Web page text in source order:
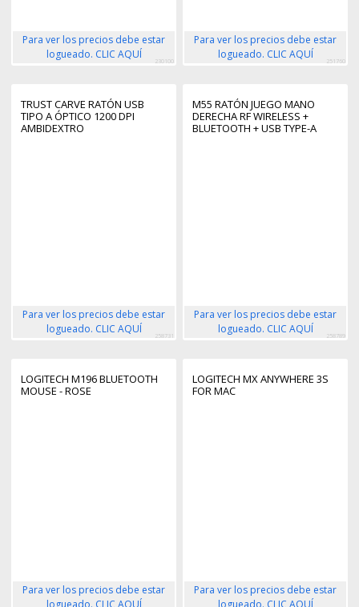
Para ver los precios debe estar
logueado. CLIC AQUÍ
230100
Para ver los precios debe estar
logueado. CLIC AQUÍ
251760
TRUST CARVE RATÓN USB
TIPO A ÓPTICO 1200 DPI
AMBIDEXTRO
Para ver los precios debe estar
logueado. CLIC AQUÍ
258731
M55 RATÓN JUEGO MANO
DERECHA RF WIRELESS +
BLUETOOTH + USB TYPE-A
Para ver los precios debe estar
logueado. CLIC AQUÍ
258789
LOGITECH M196 BLUETOOTH
MOUSE - ROSE
Para ver los precios debe estar
logueado. CLIC AQUÍ
LOGITECH MX ANYWHERE 3S
FOR MAC
Para ver los precios debe estar
logueado. CLIC AQUÍ